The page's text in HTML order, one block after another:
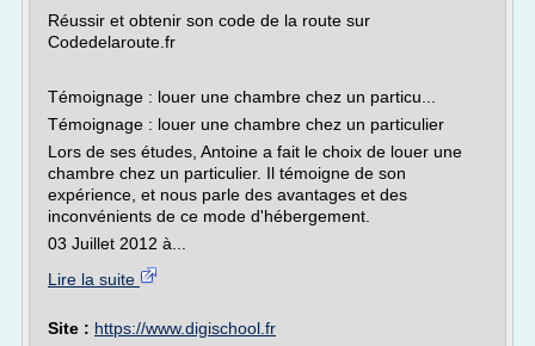
Réussir et obtenir son code de la route sur
Codedelaroute.fr
Témoignage : louer une chambre chez un particu...
Témoignage : louer une chambre chez un particulier
Lors de ses études, Antoine a fait le choix de louer une
chambre chez un particulier. Il témoigne de son
expérience, et nous parle des avantages et des
inconvénients de ce mode d'hébergement.
03 Juillet 2012 à...
Lire la suite
Site : https://www.digischool.fr